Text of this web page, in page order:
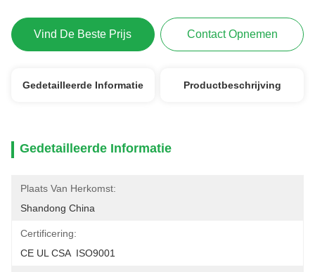
Vind De Beste Prijs Contact Opnemen
Gedetailleerde Informatie Productbeschrijving
Gedetailleerde Informatie
Plaats Van Herkomst:
Shandong China
Certificering:
CE UL CSA  ISO9001